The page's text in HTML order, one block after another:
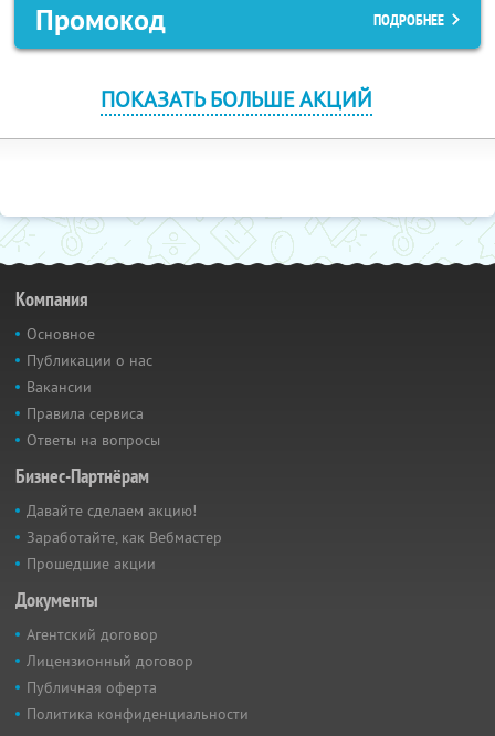
Промокод ПОДРОБНЕЕ
ПОКАЗАТЬ БОЛЬШЕ АКЦИЙ
Компания
Основное
Публикации о нас
Вакансии
Правила сервиса
Ответы на вопросы
Бизнес-Партнёрам
Давайте сделаем акцию!
Заработайте, как Вебмастер
Прошедшие акции
Документы
Агентский договор
Лицензионный договор
Публичная оферта
Политика конфиденциальности